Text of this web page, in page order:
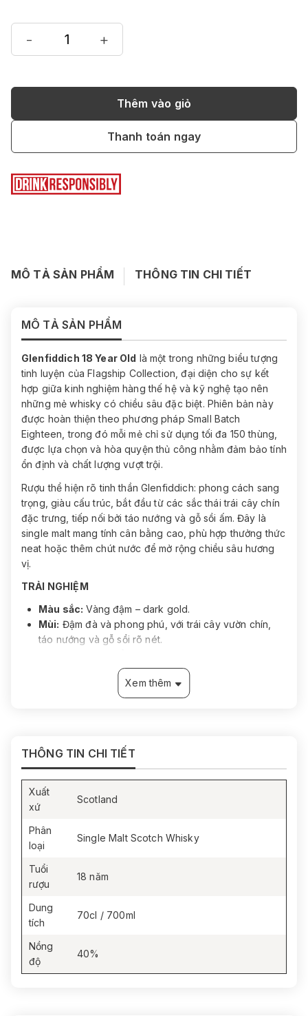
- +
Thêm vào giỏ
Thanh toán ngay
MÔ TẢ SẢN PHẨM THÔNG TIN CHI TIẾT
MÔ TẢ SẢN PHẨM
Glenfiddich 18 Year Old
là một trong những biểu tượng
tinh luyện của Flagship Collection, đại diện cho sự kết
hợp giữa kinh nghiệm hàng thế hệ và kỹ nghệ tạo nên
những mẻ whisky có chiều sâu đặc biệt. Phiên bản này
được hoàn thiện theo phương pháp Small Batch
Eighteen, trong đó mỗi mẻ chỉ sử dụng tối đa 150 thùng,
được lựa chọn và hòa quyện thủ công nhằm đảm bảo tính
ổn định và chất lượng vượt trội.
Rượu thể hiện rõ tinh thần Glenfiddich: phong cách sang
trọng, giàu cấu trúc, bắt đầu từ các sắc thái trái cây chín
đặc trưng, tiếp nối bởi táo nướng và gỗ sồi ấm. Đây là
single malt mang tính cân bằng cao, phù hợp thưởng thức
neat hoặc thêm chút nước để mở rộng chiều sâu hương
vị.
TRẢI NGHIỆM
Màu sắc: Vàng đậm – dark gold.
Mùi: Đậm đà và phong phú, với trái cây vườn chín,
táo nướng và gỗ sồi rõ nét.
cam candied peel, chà là và tầng gỗ sồi tinh tế.
Ấm áp, sang trọng, kéo dài và hài hòa.
Xem thêm
THÔNG TIN CHI TIẾT
Xuất
xứ
Scotland
Phân
loại
Single Malt Scotch Whisky
Tuổi
rượu
18 năm
Dung
tích
70cl / 700ml
Nồng
độ
40%